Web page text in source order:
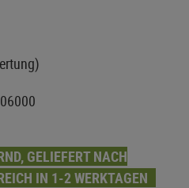
GELIEFERT NACH
IN 1-2 WERKTAGEN